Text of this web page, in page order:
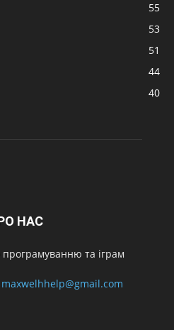
55
53
51
44
40
НАС
та іграм
maxwelhhelp@gmail.com